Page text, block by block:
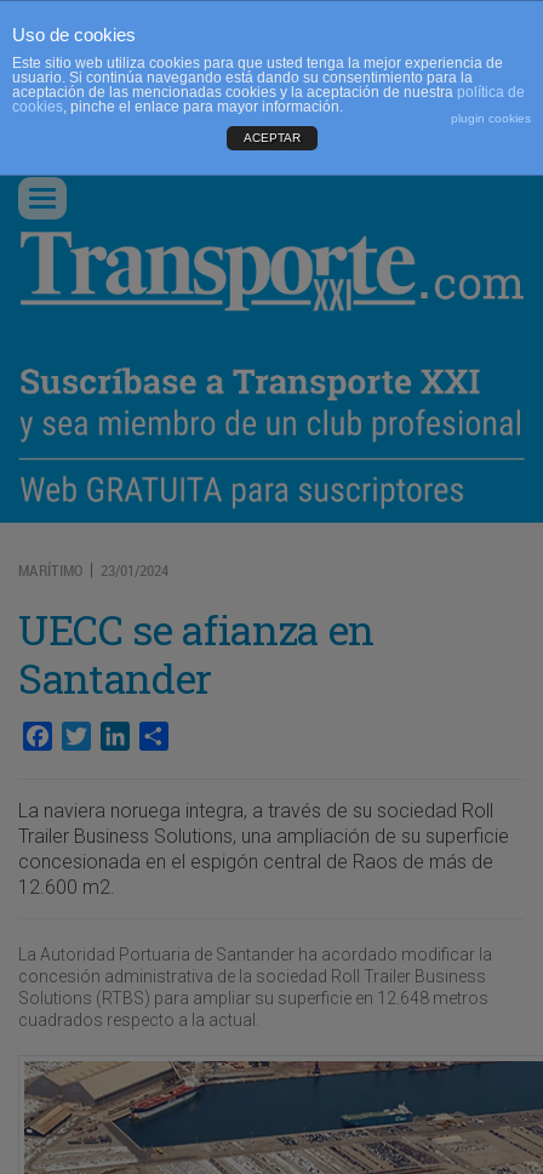
CONTACTO
Conmutar
navegación
MARÍTIMO | 23/01/2024
UECC se afianza en
Santander
Facebook
TwitterLinkedIn
La naviera noruega integra, a través de su sociedad Roll
Trailer Business Solutions, una ampliación de su superficie
concesionada en el espigón central de Raos de más de
12.600 m2.
La Autoridad Portuaria de Santander ha acordado modificar la
concesión administrativa de la sociedad Roll Trailer Business
Solutions (RTBS) para ampliar su superficie en 12.648 metros
cuadrados respecto a la actual.
Uso de cookies
Este sitio web utiliza cookies para que usted tenga la mejor experiencia de
usuario. Si continúa navegando está dando su consentimiento para la
aceptación de las mencionadas cookies y la aceptación de nuestra política de
cookies, pinche el enlace para mayor información.
plugin cookies
ACEPTAR